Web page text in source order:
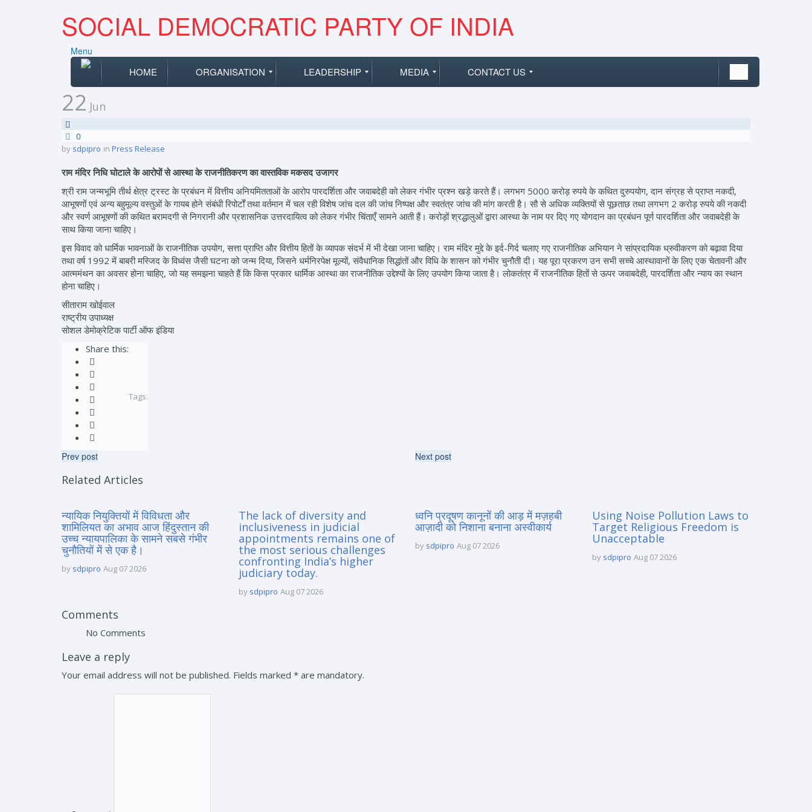
SOCIAL DEMOCRATIC PARTY OF INDIA
Menu
HOME ORGANISATION LEADERSHIP MEDIA CONTACT US
22 Jun
0
by sdpipro in Press Release
राम मंदिर निधि घोटाले के आरोपों से आस्था के राजनीतिकरण का वास्तविक मकसद उजागर
श्री राम जन्मभूमि तीर्थ क्षेत्र ट्रस्ट के प्रबंधन में वित्तीय अनियमितताओं के आरोप पारदर्शिता और जवाबदेही को लेकर गंभीर प्रश्न खड़े करते हैं। लगभग 5000 करोड़ रुपये के कथित दुरुपयोग, दान संग्रह से प्राप्त नकदी,
आभूषणों एवं अन्य बहुमूल्य वस्तुओं के गायब होने संबंधी रिपोर्टों तथा वर्तमान में चल रही विशेष जांच दल की जांच निष्पक्ष और स्वतंत्र जांच की मांग करती है। सौ से अधिक व्यक्तियों से पूछताछ तथा लगभग 2 करोड़ रुपये की नकदी
और स्वर्ण आभूषणों की कथित बरामदगी से निगरानी और प्रशासनिक उत्तरदायित्व को लेकर गंभीर चिंताएँ सामने आती हैं। करोड़ों श्रद्धालुओं द्वारा आस्था के नाम पर दिए गए योगदान का प्रबंधन पूर्ण पारदर्शिता और जवाबदेही के
साथ किया जाना चाहिए।
इस विवाद को धार्मिक भावनाओं के राजनीतिक उपयोग, सत्ता प्राप्ति और वित्तीय हितों के व्यापक संदर्भ में भी देखा जाना चाहिए। राम मंदिर मुद्दे के इर्द-गिर्द चलाए गए राजनीतिक अभियान ने सांप्रदायिक ध्रुवीकरण को बढ़ावा दिया
तथा वर्ष 1992 में बाबरी मस्जिद के विध्वंस जैसी घटना को जन्म दिया, जिसने धर्मनिरपेक्ष मूल्यों, संवैधानिक सिद्धांतों और विधि के शासन को गंभीर चुनौती दी। यह पूरा प्रकरण उन सभी सच्चे आस्थावानों के लिए एक चेतावनी और
आत्ममंथन का अवसर होना चाहिए, जो यह समझना चाहते हैं कि किस प्रकार धार्मिक आस्था का राजनीतिक उद्देश्यों के लिए उपयोग किया जाता है। लोकतंत्र में राजनीतिक हितों से ऊपर जवाबदेही, पारदर्शिता और न्याय का स्थान
होना चाहिए।
सीताराम खोईवाल
राष्ट्रीय उपाध्यक्ष
सोशल डेमोक्रेटिक पार्टी ऑफ इंडिया
Share this:
Tags:
Prev post Next post
Related Articles
न्यायिक नियुक्तियों में विविधता और
शामिलियत का अभाव आज हिंदुस्तान की
उच्च न्यायपालिका के सामने सबसे गंभीर
चुनौतियों में से एक है।
by sdpipro Aug 07 2026
The lack of diversity and
inclusiveness in judicial
appointments remains one of
the most serious challenges
confronting India’s higher
judiciary today.
by sdpipro Aug 07 2026
ध्वनि प्रदूषण कानूनों की आड़ में मज़हबी
आज़ादी को निशाना बनाना अस्वीकार्य
by sdpipro Aug 07 2026
Using Noise Pollution Laws to
Target Religious Freedom is
Unacceptable
by sdpipro Aug 07 2026
Comments
No Comments
Leave a reply
Your email address will not be published. Fields marked * are mandatory.